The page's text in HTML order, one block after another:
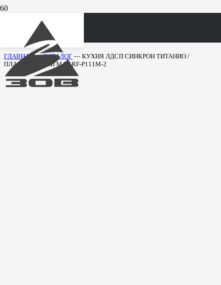
ежедневно c 10.00 до 21.00
ГЛАВНАЯ —КАТАЛОГ — КУХНЯ ЛДСП СИНКРОН ТИТАНИО /
ПЛАСТИК, АЙСИ МАТ RF-P111M-2